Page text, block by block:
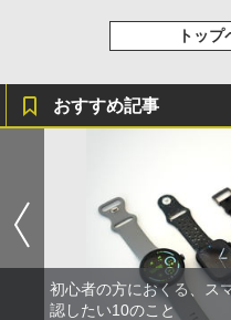
トッ
おすすめ記事
初心者の方におくる、ス
認したい10のこと